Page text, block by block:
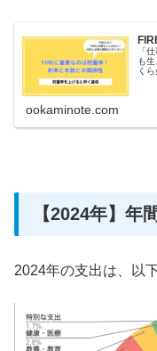
「
も
く
ookaminote.com
【2024年】年
2024年の支出は、以